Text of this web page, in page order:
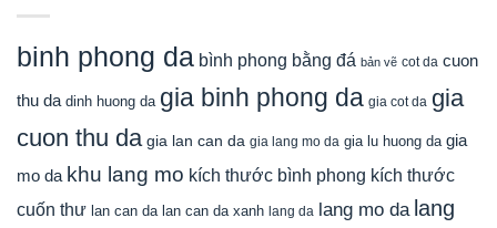
binh phong da bình phong bằng đá bản vẽ cot da cuon
thu da dinh huong da gia binh phong da gia cot da gia
cuon thu da gia lan can da gia lang mo da gia lu huong da gia
mo da khu lang mo kích thước bình phong kích thước
cuốn thư lan can da lan can da xanh lang da lang mo da lang